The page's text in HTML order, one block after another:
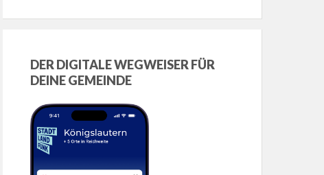
DER DIGITALE WEGWEISER FÜR
DEINE GEMEINDE